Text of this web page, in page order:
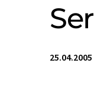
25.04.2005